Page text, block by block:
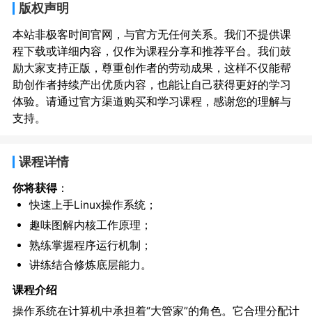
版权声明
本站非极客时间官网，与官方无任何关系。我们不提供课
程下载或详细内容，仅作为课程分享和推荐平台。我们鼓
励大家支持正版，尊重创作者的劳动成果，这样不仅能帮
助创作者持续产出优质内容，也能让自己获得更好的学习
体验。请通过官方渠道购买和学习课程，感谢您的理解与
支持。
课程详情
你将获得：
快速上手Linux操作系统；
趣味图解内核工作原理；
熟练掌握程序运行机制；
讲练结合修炼底层能力。
课程介绍
操作系统在计算机中承担着“大管家”的角色。它合理分配计